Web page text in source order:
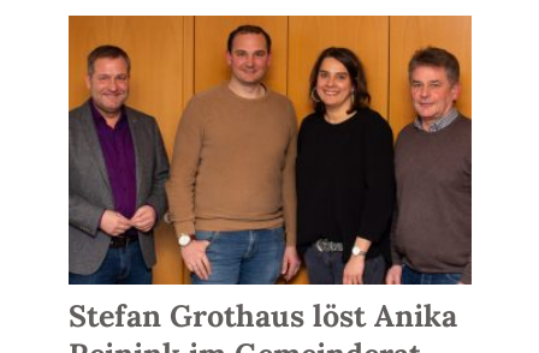
Stefan Grothaus löst Anika